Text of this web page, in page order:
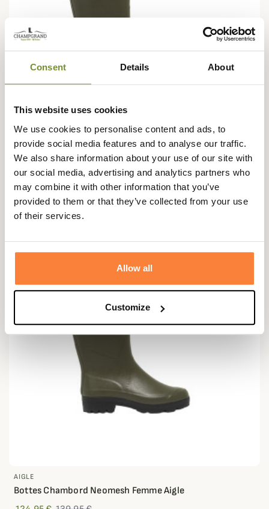
Consent Details About
This website uses cookies
We use cookies to personalise content and ads, to
provide social media features and to analyse our traffic.
We also share information about your use of our site with
our social media, advertising and analytics partners who
may combine it with other information that you’ve
provided to them or that they’ve collected from your use
of their services.
Allow all
Customize
AIGLE
Bottes Chambord Neomesh Aigle
129,95 € 139,95 €
AIGLE
Bottes Chambord Neomesh Femme Aigle